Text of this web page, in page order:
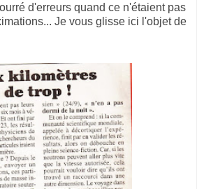
d'erreurs quand ce n'étaient pas
Je vous glisse ici l'objet de